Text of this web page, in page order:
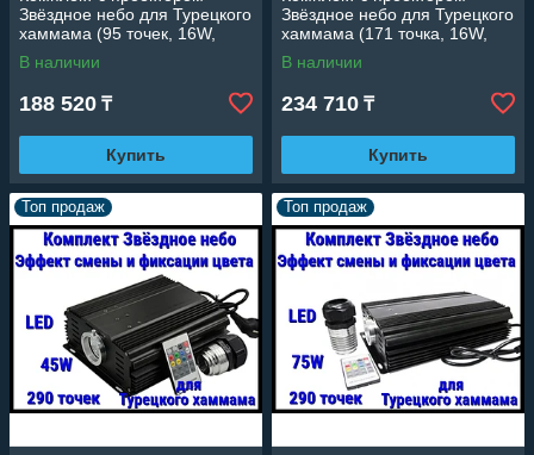
Звёздное небо для Турецкого
хаммама (95 точек, 16W,
эффект смены и фиксации
цвета)
В наличии
188 520 ₸
Купить
Звёздное небо для Турецкого
хаммама (171 точка, 16W,
эффект смены и фиксации
цвета)
В наличии
234 710 ₸
Купить
Топ продаж Топ продаж